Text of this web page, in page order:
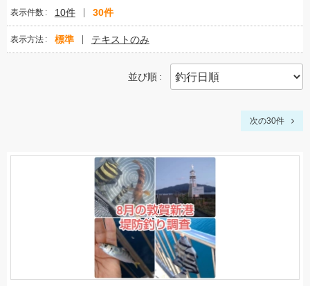
表示件数 10件 30件
表示方法 標準 テキストのみ
並び順
次の30件